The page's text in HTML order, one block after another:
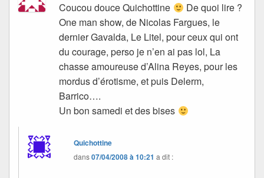
Coucou douce Quichottine
De quoi lire ?
One man show, de Nicolas Fargues, le
dernier Gavalda, Le Litel, pour ceux qui ont
du courage, perso je n’en ai pas lol, La
chasse amoureuse d’Alina Reyes, pour les
mordus d’érotisme, et puis Delerm,
Barrico….
Un bon samedi et des bises
Quichottine
dans07/04/2008 à 10:21 a dit :